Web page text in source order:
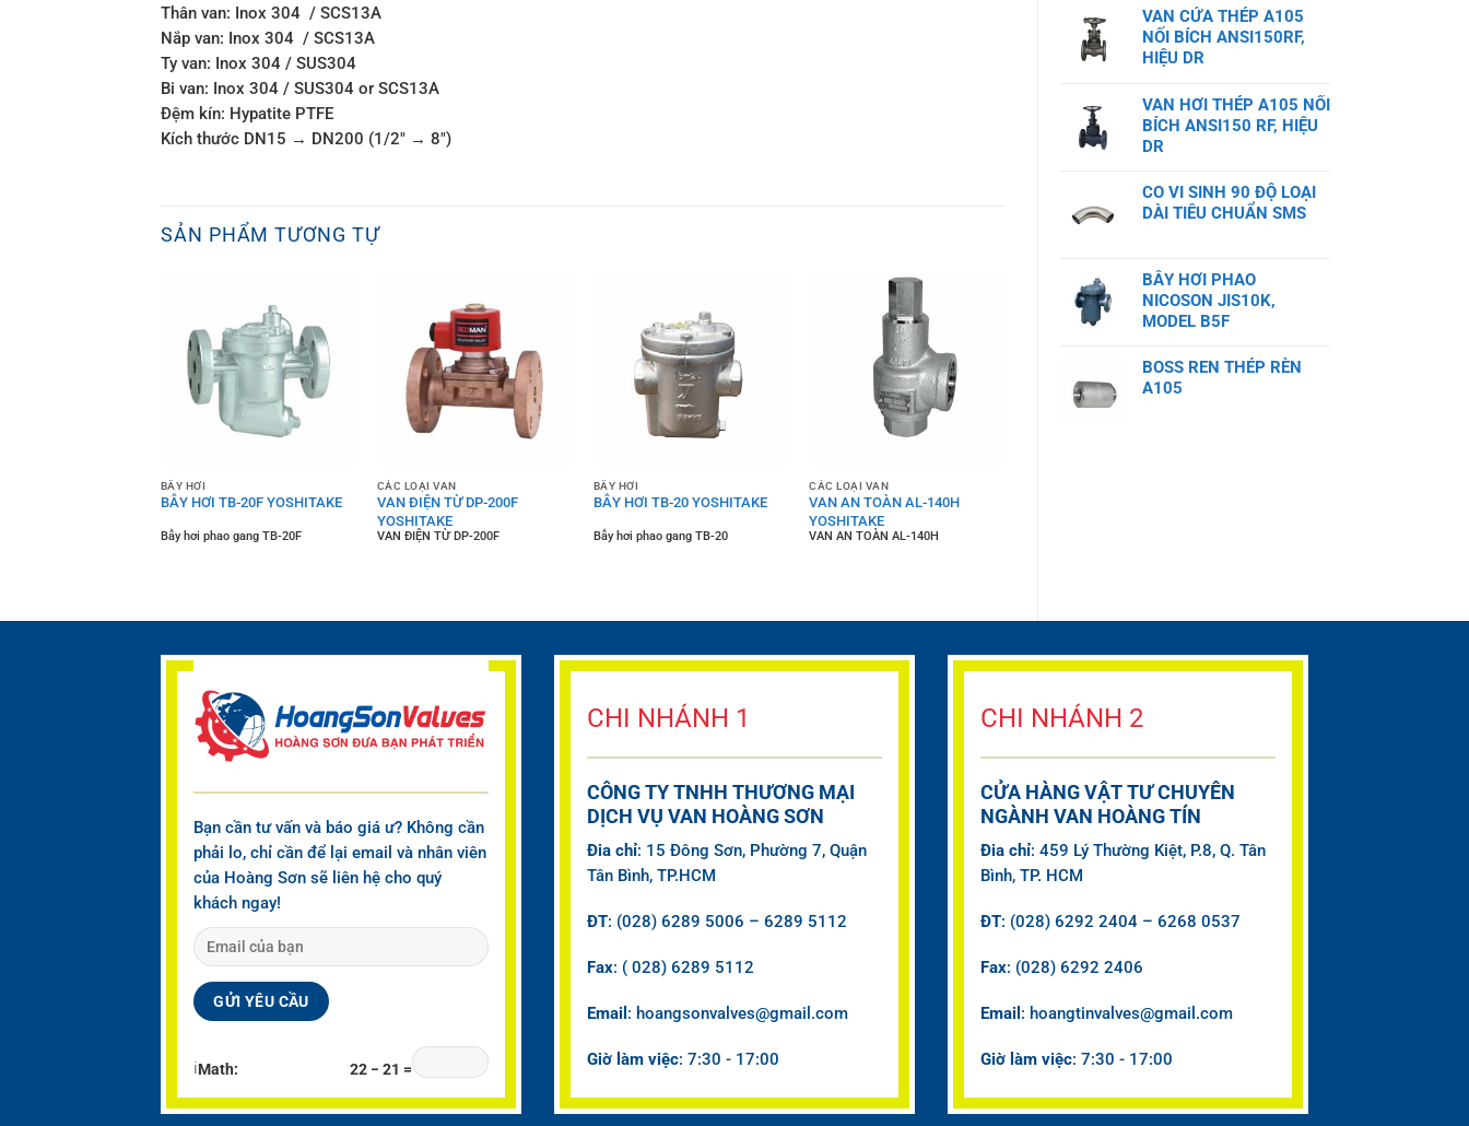
VAN CỬA THÉP A105
NỐI BÍCH ANSI150RF,
HIỆU DR
VAN HƠI THÉP A105 NỐI
BÍCH ANSI150 RF, HIỆU
DR
CO VI SINH 90 ĐỘ LOẠI
DÀI TIÊU CHUẨN SMS
BẪY HƠI PHAO
NICOSON JIS10K,
MODEL B5F
BOSS REN THÉP RÈN
A105
Thân van: Inox 304 / SCS13A
Nắp van: Inox 304 / SCS13A
Ty van: Inox 304 / SUS304
Bi van: Inox 304 / SUS304 or SCS13A
Đệm kín: Hypatite PTFE
Kích thước DN15 → DN200 (1/2″ → 8″)
SẢN PHẨM TƯƠNG TỰ
BẪY HƠI
BẪY HƠI TB-20F YOSHITAKE
Bẫy hơi phao gang TB-20F
CÁC LOẠI VAN
VAN ĐIỆN TỪ DP-200F
YOSHITAKE
VAN ĐIỆN TỪ DP-200F
BẪY HƠI
BẪY HƠI TB-20 YOSHITAKE
Bẫy hơi phao gang TB-20
CÁC LOẠI VAN
VAN AN TOÀN AL-140H
YOSHITAKE
VAN AN TOÀN AL-140H
Bạn cần tư vấn và báo giá ư? Không cần
phải lo, chỉ cần để lại email và nhân viên
của Hoàng Sơn sẽ liên hệ cho quý
khách ngay!
ℹMath: 22 − 21 =
CHI NHÁNH 1
CÔNG TY TNHH THƯƠNG MẠI
DỊCH VỤ VAN HOÀNG SƠN
Đia chỉ: 15 Đông Sơn, Phường 7, Quận
Tân Bình, TP.HCM
ĐT: (028) 6289 5006 – 6289 5112
Fax: ( 028) 6289 5112
Email : hoangsonvalves@gmail.com
Giờ làm việc: 7:30 - 17:00
CHI NHÁNH 2
CỬA HÀNG VẬT TƯ CHUYÊN
NGÀNH VAN HOÀNG TÍN
Đia chỉ: 459 Lý Thường Kiệt, P.8, Q. Tân
Bình, TP. HCM
ĐT: (028) 6292 2404 – 6268 0537
Fax: (028) 6292 2406
Email : hoangtinvalves@gmail.com
Giờ làm việc: 7:30 - 17:00